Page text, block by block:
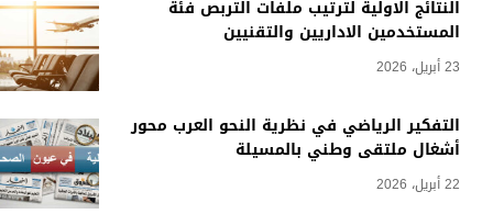
النتائج الاولية لترتيب ملفات التربص فئة
المستخدمين الاداريين والتقنيين
23 أبريل، 2026
التفكير الرياضي في نظرية النحو العرب محور
أشغال ملتقى وطني بالمسيلة
22 أبريل، 2026